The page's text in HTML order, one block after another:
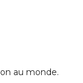
au monde.